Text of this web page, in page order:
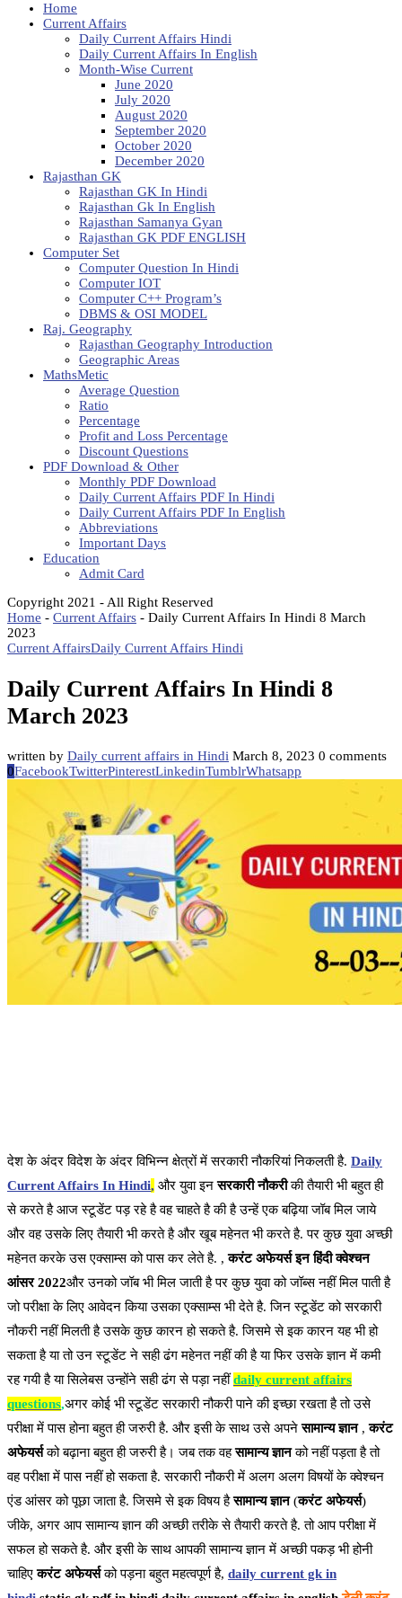
Home
Current Affairs
Daily Current Affairs Hindi
Daily Current Affairs In English
Month-Wise Current
June 2020
July 2020
August 2020
September 2020
October 2020
December 2020
Rajasthan GK
Rajasthan GK In Hindi
Rajasthan Gk In English
Rajasthan Samanya Gyan
Rajasthan GK PDF ENGLISH
Computer Set
Computer Question In Hindi
Computer IOT
Computer C++ Program’s
DBMS & OSI MODEL
Raj. Geography
Rajasthan Geography Introduction
Geographic Areas
MathsMetic
Average Question
Ratio
Percentage
Profit and Loss Percentage
Discount Questions
PDF Download & Other
Monthly PDF Download
Daily Current Affairs PDF In Hindi
Daily Current Affairs PDF In English
Abbreviations
Important Days
Education
Admit Card
Copyright 2021 - All Right Reserved
Home - Current Affairs - Daily Current Affairs In Hindi 8 March
2023
Current AffairsDaily Current Affairs Hindi
Daily Current Affairs In Hindi 8
March 2023
written by Daily current affairs in Hindi March 8, 2023 0 comments
0FacebookTwitterPinterestLinkedinTumblrWhatsapp
देश के अंदर विदेश के अंदर विभिन्न क्षेत्रों में सरकारी नौकरियां निकलती है. Daily
Current Affairs In Hindi, और युवा इनसरकारी नौकरीकी तैयारी भी बहुत ही
से करते है आज स्टूडेंट पड़ रहे है वह चाहते है की है उन्हें एक बढ़िया जॉब मिल जाये
और वह उसके लिए तैयारी भी करते है और खूब महेनत भी करते है. पर कुछ युवा अच्छी
महेनत करके उस एक्साम्स को पास कर लेते है. ,करंट अफेयर्स इन हिंदी क्वेश्चन
आंसर 2022और उनको जॉब भी मिल जाती है पर कुछ युवा को जॉब्स नहीं मिल पाती है
जो परीक्षा के लिए आवेदन किया उसका एक्साम्स भी देते है. जिन स्टूडेंट को सरकारी
नौकरी नहीं मिलती है उसके कुछ कारन हो सकते है. जिसमे से इक कारन यह भी हो
सकता है या तो उन स्टूडेंट ने सही ढंग महेनत नहीं की है या फिर उसके ज्ञान में कमी
रह गयी है या सिलेबस उन्होंने सही ढंग से पड़ा नहींdaily current affairs
questions,अगर कोई भी स्टूडेंट सरकारी नौकरी पाने की इच्छा रखता है तो उसे
परीक्षा में पास होना बहुत ही जरुरी है. और इसी के साथ उसे अपनेसामान्य ज्ञान,करंट
अफेयर्सको बढ़ाना बहुत ही जरुरी है। जब तक वहसामान्य ज्ञानको नहीं पड़ता है तो
वह परीक्षा में पास नहीं हो सकता है. सरकारी नौकरी में अलग अलग विषयों के क्वेश्चन
एंड आंसर को पूछा जाता है. जिसमे से इक विषय हैसामान्य ज्ञान(करंट अफेयर्स)
जीके, अगर आप सामान्य ज्ञान की अच्छी तरीके से तैयारी करते है. तो आप परीक्षा में
सफल हो सकते है. और इसी के साथ आपकी सामान्य ज्ञान में अच्छी पकड़ भी होनी
चाहिएकरंट अफेयर्सको पड़ना बहुत महत्वपूर्ण है, daily current gk in